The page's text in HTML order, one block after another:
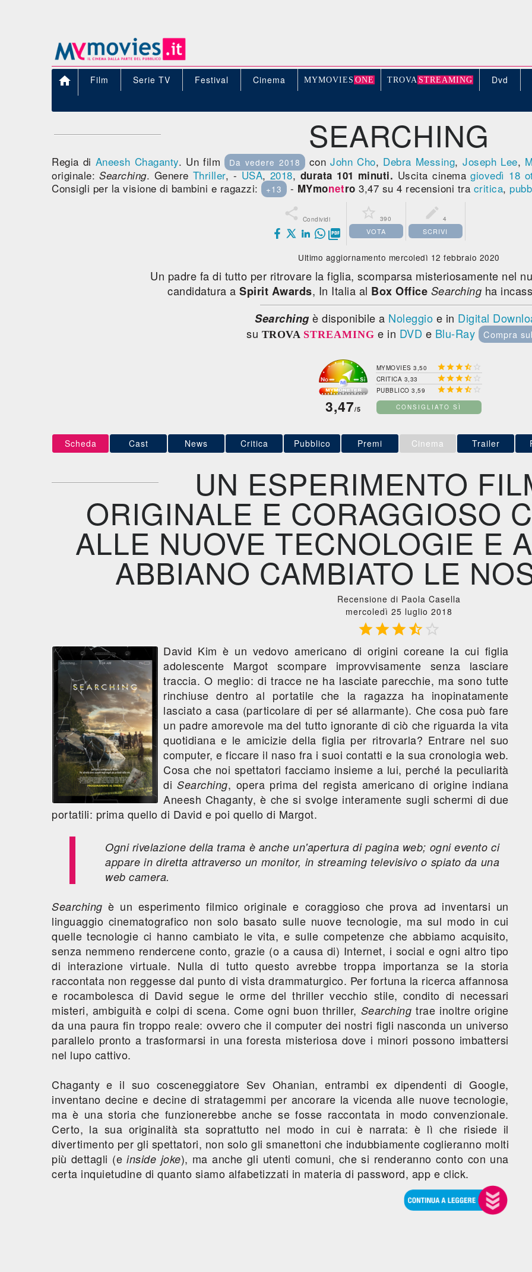
 Film Serie TV Festival Cinema MYMOVIE S ONE TROVA STREAMING Dvd
SEARCHING
Regia di Aneesh Chaganty. Un film Da vedere 2018 conJohn Cho, Debra Messing,Joseph Lee,
originale:Searching. Genere Thriller, -USA,2018,durata 101 minuti. Uscita cinemagiovedì 18
Consigli per la visione di bambini e ragazzi:
+13 - MYmonetro 3,47 su 4 recensioni tra critica,
 Condividi

 390
VOTA
 4
SCRIVI
Ultimo aggiornamento mercoledì 12 febbraio 2020
Un padre fa di tutto per ritrovare la figlia, scomparsa misteriosamente nel
candidatura aSpirit Awards, In Italia al Box Office Searching ha
Searching è disponibile a Noleggio e in Digital
su TROVA STREAMING e in DVD e Blu-Ray Compra
3,47/5
MYMOVIES 3,50  
CRITICA 3,33  
PUBBLICO 3,59  
CONSIGLIATO SÌ
Scheda Cast News Critica Pubblico Premi Cinema Trailer
UN ESPERIMENTO
ORIGINALE E CORAGGIOSO
ALLE NUOVE TECNOLOGIE E
ABBIANO CAMBIATO LE
Recensione di Paola Casella
mercoledì 25 luglio 2018
 
David Kim è un vedovo americano di origini coreane la cui figlia
adolescente Margot scompare improvvisamente senza lasciare
traccia. O meglio: di tracce ne ha lasciate parecchie, ma sono tutte
rinchiuse dentro al portatile che la ragazza ha inopinatamente
lasciato a casa (particolare di per sé allarmante). Che cosa può fare
un padre amorevole ma del tutto ignorante di ciò che riguarda la vita
quotidiana e le amicizie della figlia per ritrovarla? Entrare nel suo
computer, e ficcare il naso fra i suoi contatti e la sua cronologia web.
Cosa che noi spettatori facciamo insieme a lui, perché la peculiarità
diSearching, opera prima del regista americano di origine indiana
Aneesh Chaganty, è che si svolge interamente sugli schermi di due
portatili: prima quello di David e poi quello di Margot.
Ogni rivelazione della trama è anche un'apertura di pagina web; ogni evento ci
appare in diretta attraverso un monitor, in streaming televisivo o spiato da una
web camera.
Searching è un esperimento filmico originale e coraggioso che prova ad inventarsi un
linguaggio cinematografico non solo basato sulle nuove tecnologie, ma sul modo in cui
quelle tecnologie ci hanno cambiato le vita, e sulle competenze che abbiamo acquisito,
senza nemmeno rendercene conto, grazie (o a causa di) Internet, i social e ogni altro tipo
di interazione virtuale. Nulla di tutto questo avrebbe troppa importanza se la storia
raccontata non reggesse dal punto di vista drammaturgico. Per fortuna la ricerca affannosa
e rocambolesca di David segue le orme del thriller vecchio stile, condito di necessari
misteri, ambiguità e colpi di scena. Come ogni buon thriller, Searching trae inoltre origine
da una paura fin troppo reale: ovvero che il computer dei nostri figli nasconda un universo
parallelo pronto a trasformarsi in una foresta misteriosa dove i minori possono imbattersi
nel lupo cattivo.
Chaganty e il suo cosceneggiatore Sev Ohanian, entrambi ex dipendenti di Google,
inventano decine e decine di stratagemmi per ancorare la vicenda alle nuove tecnologie,
ma è una storia che funzionerebbe anche se fosse raccontata in modo convenzionale.
Certo, la sua originalità sta soprattutto nel modo in cui è narrata: è lì che risiede il
divertimento per gli spettatori, non solo gli smanettoni che indubbiamente coglieranno molti
più dettagli (einside joke), ma anche gli utenti comuni, che si renderanno conto con una
certa inquietudine di quanto siamo alfabetizzati in materia di password, app e click.